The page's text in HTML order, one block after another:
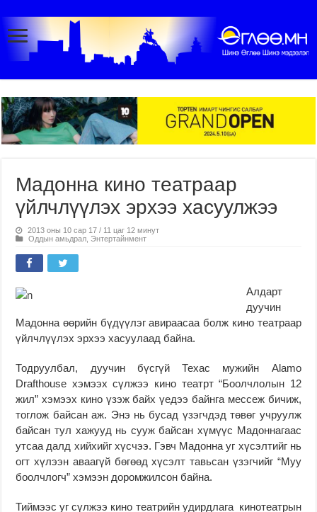
Мадонна кино театраар
үйлчлүүлэх эрхээ хасуулжээ
2013 оны 10 сар 17 / 11 цаг 12 минут
Оддын амьдрал Энтертайнмент
Алдарт
дуучин
Мадонна өөрийн бүдүүлэг авираасаа болж кино театраар
үйлчлүүлэх эрхээ хасуулаад байна.
Тодруулбал, дуучин бүсгүй Техас мужийн Alamo
Drafthouse хэмээх сүлжээ кино театрт “Боолчлолын 12
жил” хэмээх кино үзэж байх үедээ байнга мессеж бичиж,
тоглож байсан аж. Энэ нь бусад үзэгчдэд төвөг учруулж
байсан тул хажууд нь сууж байсан хүмүүс Мадоннагаас
утсаа далд хийхийг хүсчээ. Гэвч Мадонна уг хүсэлтийг нь
огт хүлээн аваагүй бөгөөд хүсэлт тавьсан үзэгчийг “Муу
боолчлогч” хэмээн доромжилсон байна.
Тиймээс уг сүлжээ кино театрийн удирдлага кинотеатрын